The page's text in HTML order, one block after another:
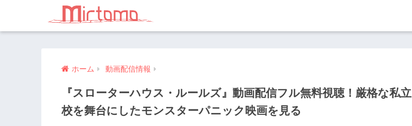
ホーム 動画配信情報
『スローターハウス・ルールズ』動画配信フル無料視聴！厳格な私立
校を舞台にしたモンスターパニック映画を見る